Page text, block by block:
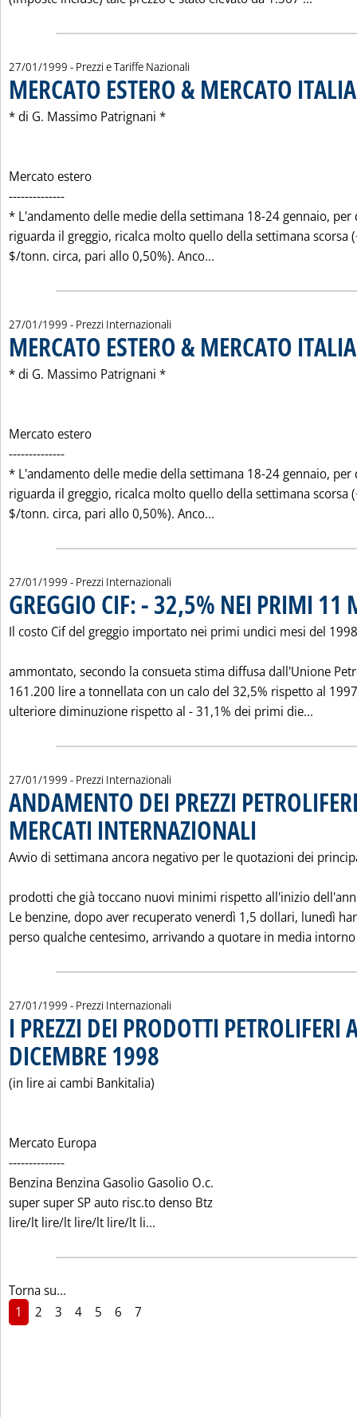
27/01/1999 - Prezzi e Tariffe Nazionali
MERCATO ESTERO & MERCATO ITALIA
* di G. Massimo Patrignani *
Mercato estero
--------------
* L'andamento delle medie della settimana 18-24 gennaio, per
riguarda il greggio, ricalca molto quello della settimana scorsa
$/tonn. circa, pari allo 0,50%). Anco...
27/01/1999 - Prezzi Internazionali
MERCATO ESTERO & MERCATO ITALIA
* di G. Massimo Patrignani *
Mercato estero
--------------
* L'andamento delle medie della settimana 18-24 gennaio, per
riguarda il greggio, ricalca molto quello della settimana scorsa
$/tonn. circa, pari allo 0,50%). Anco...
27/01/1999 - Prezzi Internazionali
GREGGIO CIF: - 32,5% NEI PRIMI 11
Il costo Cif del greggio importato nei primi undici mesi del
ammontato, secondo la consueta stima diffusa dall'Unione
161.200 lire a tonnellata con un calo del 32,5% rispetto al
ulteriore diminuzione rispetto al - 31,1% dei primi die...
27/01/1999 - Prezzi Internazionali
ANDAMENTO DEI PREZZI
MERCATI INTERNAZIONALI
Avvio di settimana ancora negativo per le quotazioni dei
prodotti che già toccano nuovi minimi rispetto all'inizio
Le benzine, dopo aver recuperato venerdì 1,5 dollari, lunedì
perso qualche centesimo, arrivando a quotare in media
27/01/1999 - Prezzi Internazionali
I PREZZI DEI PRODOTTI PETROLIFERI
DICEMBRE 1998
(in lire ai cambi Bankitalia)
Mercato Europa
--------------
Benzina Benzina Gasolio Gasolio O.c.
super super SP auto risc.to denso Btz
lire/lt lire/lt lire/lt lire/lt li...
Torna su...
1
2 3 4 5 6 7